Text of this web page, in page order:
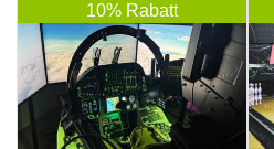
10% Rabatt